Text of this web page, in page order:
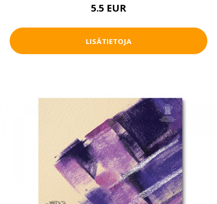
5.5 EUR
LISÄTIETOJA